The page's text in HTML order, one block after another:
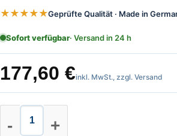
★★★★★Geprüfte Qualität · Made in
Sofort verfügbar· Versand in 24 h
177,60 €inkl. MwSt., zzgl. Versand
Nestle